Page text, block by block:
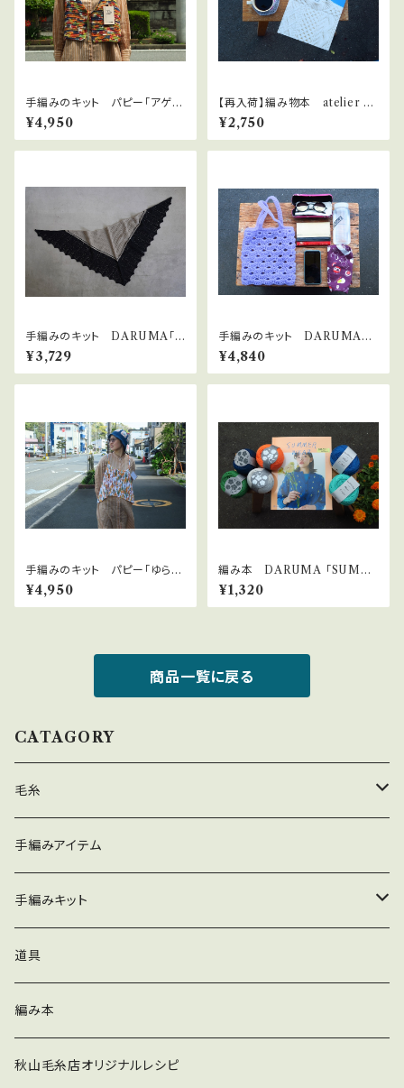
手編みのキット パピー「アゲー
トのカラフルキャミ」
¥4,950
【再入荷】編み物本 atelier na
ruse × DARUMA 「ワタシは私
の時間を纏う。」
¥2,750
手編みのキット DARUMA「ト
ライアングルレースショール」
¥3,729
手編みのキット DARUMA毛
糸「TUBEのなみなみ模様バッ
グ」キット
¥4,840
手編みのキット パピー「ゆらぎ
模様カラフルキャミ」
¥4,950
編み本 DARUMA 「SUMM
ER WEAR vol.2」（2024年発
売）
¥1,320
商品一覧に戻る
CATAGORY
毛糸
春夏
秋冬
手編みアイテム
手編みキット
春夏
秋冬
道具
編み本
秋山毛糸店オリジナルレシピ